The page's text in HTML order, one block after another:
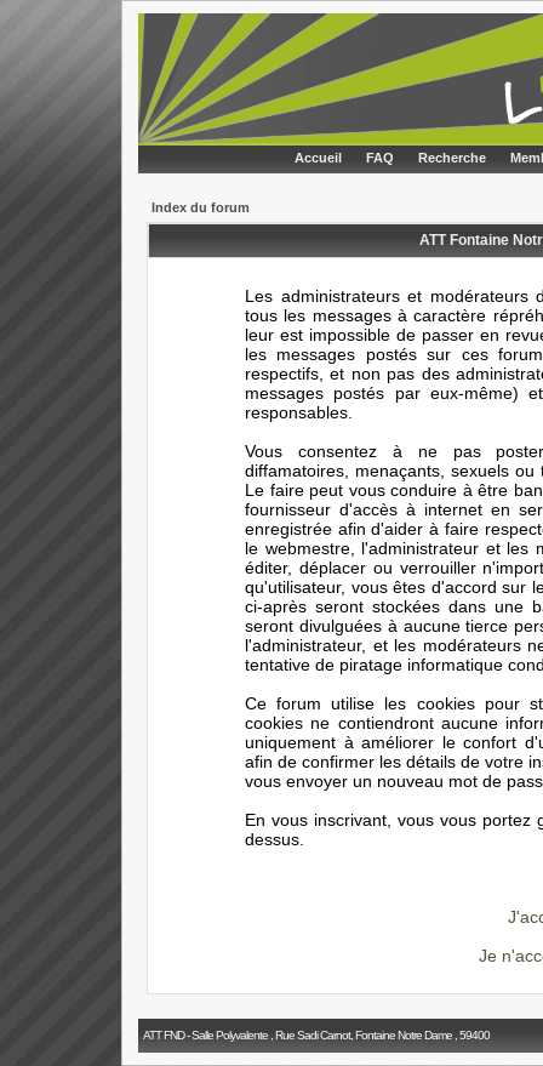
Accueil FAQ Recherche
Index du forum
ATT Fontaine
Les administrateurs et
tous les messages à caractère
leur est impossible de passer en
les messages postés sur ces
respectifs, et non pas des
messages postés par eux-même)
responsables.
Vous consentez à ne pas
diffamatoires, menaçants, sexuels
Le faire peut vous conduire à être
fournisseur d'accès à internet en
enregistrée afin d'aider à faire
le webmestre, l'administrateur et les
éditer, déplacer ou verrouiller
qu'utilisateur, vous êtes d'accord sur
ci-après seront stockées dans une
seront divulguées à aucune tierce
l'administrateur, et les modérateurs
tentative de piratage informatique
Ce forum utilise les cookies pour
cookies ne contiendront aucune
uniquement à améliorer le confort
afin de confirmer les détails de votre
vous envoyer un nouveau mot de
En vous inscrivant, vous vous
dessus.
Je
ATT FND - Salle Polyvalente , Rue Sadi Carnot, Fontaine Notre Dame , 59400